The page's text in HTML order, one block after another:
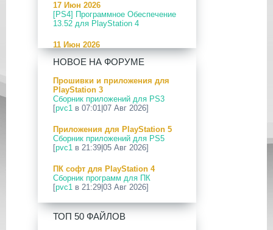
17 Июн 2026
[PS4] Программное Обеспечение
13.52 для PlayStation 4
11 Июн 2026
[PS5] Программное Обеспечение
26.04-13.40.00 для PlayStation 5
24 Апр 2026
[PS5] Программное Обеспечение
26.03-13.20.00 для PlayStation 5
12 Апр 2026
[PS Portal] Программное
Обеспечение 7.0.2 для PS Portal
09 Апр 2026
[PS3|CFW] webMAN MOD
v1.47.48p
29 Мар 2026
[PS3] PS3HEN v3.5.0
НОВОЕ НА ФОРУМЕ
Прошивки и приложения для
PlayStation 3
Сборник приложений для PS3
[pvc1 в 07:01|07 Авг 2026]
Приложения для PlayStation 5
Сборник приложений для PS5
[pvc1 в 21:39|05 Авг 2026]
ПК софт для PlayStation 4
Сборник программ для ПК
[pvc1 в 21:29|03 Авг 2026]
ПК софт для PlayStation 5
Сборник программ для ПК
ТОП 50 ФАЙЛОВ